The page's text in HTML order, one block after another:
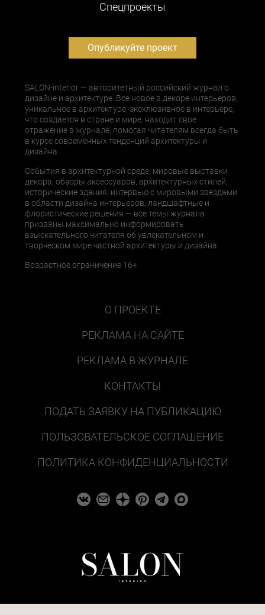
Cпецпроекты
Опубликуйте проект
SALON-interior — авторитетный российский журнал о
дизайне и архитектуре. Все новое в декоре интерьеров,
уникальное в архитектуре, эксклюзивное в интерьере,
что создается в стране и мире, находит свое
отражение в журнале, помогая читателям всегда быть
в курсе современных тенденций архитектуры и
дизайна.
События в архитектурной среде, мировые выставки
декора, обзоры аксессуаров, архитектурных стилей,
исторические здания, интервью с мировыми звездами
в области дизайна интерьеров, ландшафтные и
флористические решения — все темы журнала
призваны максимально информировать
взыскательного читателя об увлекательном и
творческом мире частной архитектуры и дизайна.
Возрастное ограничение 16+
О ПРОЕКТЕ
РЕКЛАМА НА САЙТЕ
РЕКЛАМА В ЖУРНАЛЕ
КОНТАКТЫ
ПОДАТЬ ЗАЯВКУ НА ПУБЛИКАЦИЮ
ПОЛЬЗОВАТЕЛЬСКОЕ СОГЛАШЕНИЕ
ПОЛИТИКА КОНФИДЕНЦИАЛЬНОСТИ